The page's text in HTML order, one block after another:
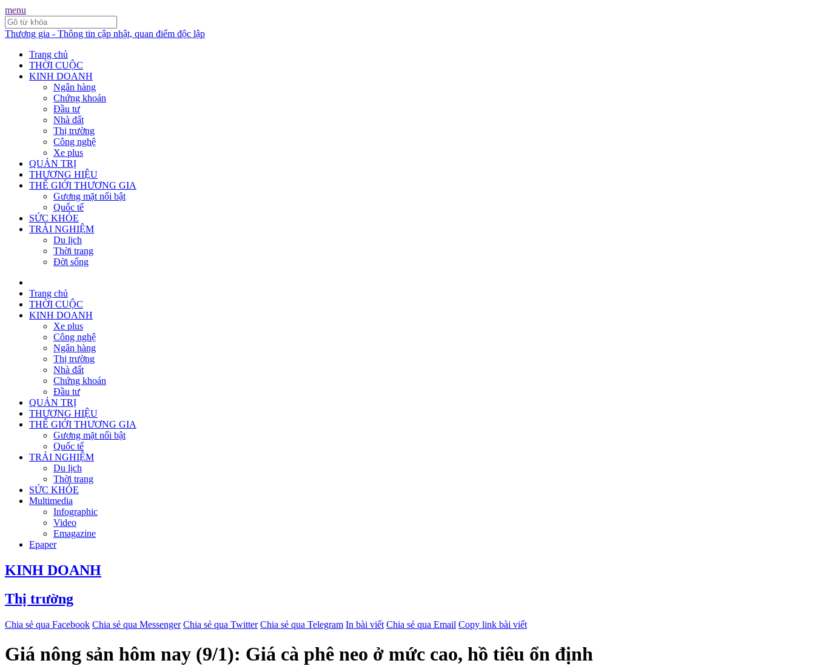
menu
Thương gia - Thông tin cập nhật, quan điểm độc lập
Trang chủ
THỜI CUỘC
KINH DOANH
Ngân hàng
Chứng khoán
Đầu tư
Nhà đất
Thị trường
Công nghệ
Xe plus
QUẢN TRỊ
THƯƠNG HIỆU
THẾ GIỚI THƯƠNG GIA
Gương mặt nổi bật
Quốc tế
SỨC KHỎE
TRẢI NGHIỆM
Du lịch
Thời trang
Đời sống
Trang chủ
THỜI CUỘC
KINH DOANH
Xe plus
Công nghệ
Ngân hàng
Thị trường
Nhà đất
Chứng khoán
Đầu tư
QUẢN TRỊ
THƯƠNG HIỆU
THẾ GIỚI THƯƠNG GIA
Gương mặt nổi bật
Quốc tế
TRẢI NGHIỆM
Du lịch
Thời trang
SỨC KHỎE
Multimedia
Infographic
Video
Emagazine
Epaper
KINH DOANH
Thị trường
Chia sẻ qua Facebook Chia sẻ qua Messenger Chia sẻ qua Twitter Chia sẻ qua Telegram In bài viết Chia sẻ qua Email Copy link bài viết
Giá nông sản hôm nay (9/1): Giá cà phê neo ở mức cao, hồ tiêu ổn định